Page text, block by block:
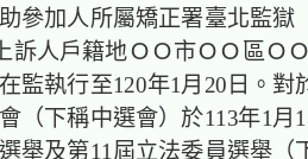
參加人所屬矯正署臺北監獄
訴人戶籍地ＯＯ市ＯＯ區Ｏ
監執行至120年1月20日。對
（下稱中選會）於113年1月
舉及第11屆立法委員選舉（